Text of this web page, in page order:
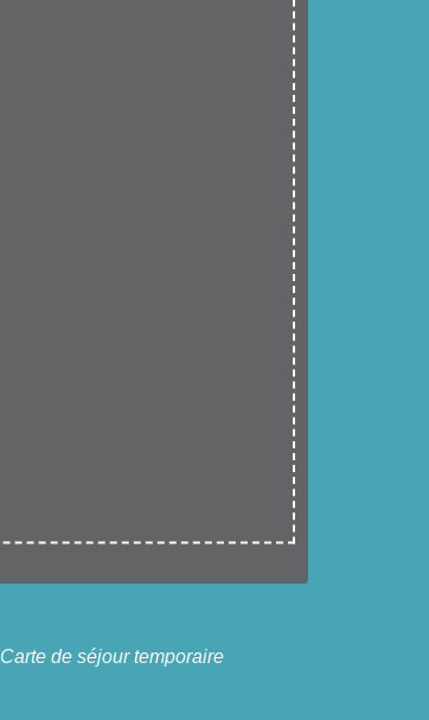
Carte de séjour temporaire